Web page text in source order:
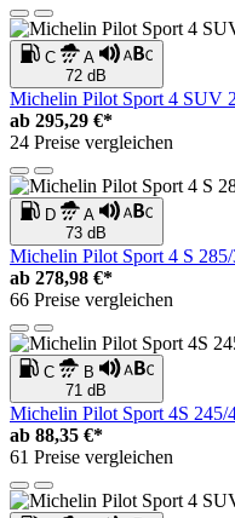
C
A
72 dB
Michelin Pilot Sport 4 SUV
ab 295,29 €*
24 Preise vergleichen
D
A
73 dB
Michelin Pilot Sport 4 S
ab 278,98 €*
66 Preise vergleichen
C
B
71 dB
Michelin Pilot Sport 4S 245/
ab 88,35 €*
61 Preise vergleichen